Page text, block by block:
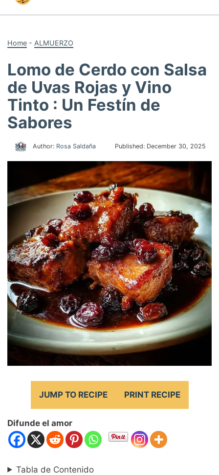
content
Home - ALMUERZO
Lomo de Cerdo con Salsa
de Uvas Rojas y Vino
Tinto : Un Festín de
Sabores
Author: Rosa Saldaña Published: December 30, 2025
JUMP TO RECIPE PRINT RECIPE
Difunde el amor
Tabla de Contenido